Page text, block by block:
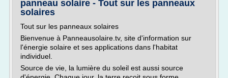
panneau solaire - Tout sur les panneaux
solaires
Tout sur les panneaux solaires
Bienvenue à Panneausolaire.tv, site d'information sur
l'énergie solaire et ses applications dans l'habitat
individuel.
Source de vie, la lumière du soleil est aussi source